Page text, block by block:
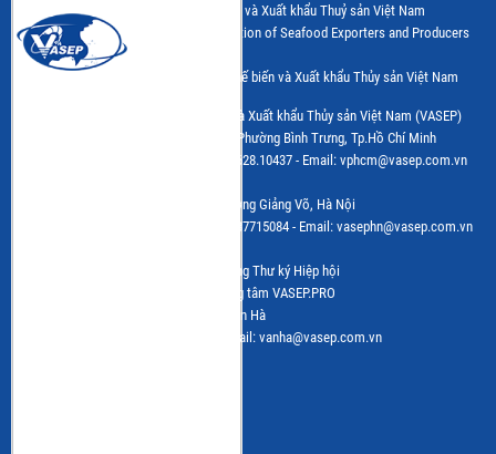
Hiệp hội Chế biến và Xuất khẩu Thuỷ sản Việt Nam
Vietnam Association of Seafood Exporters and Producers
Trang thông tin điện tử của Hiệp hội Chế biến và Xuất khẩu Thủy sản Việt Nam
Cơ quan Chủ quản: Hiệp hội Chế biến và Xuất khẩu Thủy sản Việt Nam (VASEP)
Trụ sở: Số 7 đường Nguyễn Quý Cảnh, Phường Bình Trưng, Tp.Hồ Chí Minh
Tel: (+84) 28.628.10430 - Fax: (+84) 28.628.10437 - Email: vphcm@vasep.com.vn
VPĐD: Số 10, Nguyễn Công Hoan, Phường Giảng Võ, Hà Nội
Tel: (+84 24) 3.7715055 - Fax: (+84 24) 37715084 - Email: vasephn@vasep.com.vn
Chịu trách nhiệm: Bà Lê Hằng - Phó Tổng Thư ký Hiệp hội
Đơn vị vận hành trang tin điện tử: Trung tâm VASEP.PRO
Trưởng Ban Biên tập: Bà Nguyễn Thị Vân Hà
Tel: (+84 24) 3.7715055 – (ext.216); email: vanha@vasep.com.vn